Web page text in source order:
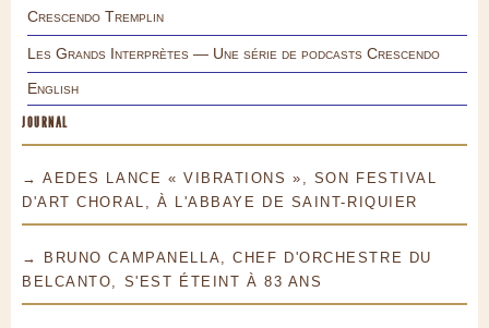
Crescendo Tremplin
Les Grands Interprètes — Une série de podcasts Crescendo
English
JOURNAL
→ AEDES LANCE « VIBRATIONS », SON FESTIVAL
D'ART CHORAL, À L'ABBAYE DE SAINT-RIQUIER
→ BRUNO CAMPANELLA, CHEF D'ORCHESTRE DU
BELCANTO, S'EST ÉTEINT À 83 ANS